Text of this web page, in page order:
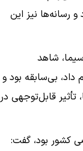
رسانه‌ها نیز این
شاهد
دقیق بودیم. آنچه رسانه ملی در آن 12 روز انجام داد، بی‌سابقه بود و
قابل‌توجهی در
کشور بود، گفت: